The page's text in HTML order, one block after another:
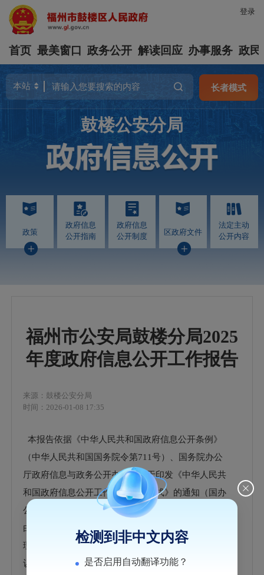
登录
首页 最美窗口 政务公开 解读回应 办事服务 政民
长者模式
鼓楼公安分局
政策
政府信息
公开指南
政府信息
公开制度
区政府文件
法定主动
公开内容
福州市公安局鼓楼分局2025
年度政府信息公开工作报告
来源：鼓楼公安分局
时间：2026-01-08 17:35
本报告依据《中华人民共和国政府信息公开条例》
（中华人民共和国国务院令第711号）、国务院办公
厅政府信息与政务公开办公室关于印发《中华人民共
和国政府信息公开工作年度报告格式》的通知（国办
公开办函〔2021〕30号）有关规定编制。报告全文
由“总体情况”、“主动公开政府信息情况”、“收到和处
理政府信息公开申请情况”、“政府信息公开行政复
议、行政诉讼情况”、“存在的主要问题及改进情
检测到非中文内容
是否启用自动翻译功能？